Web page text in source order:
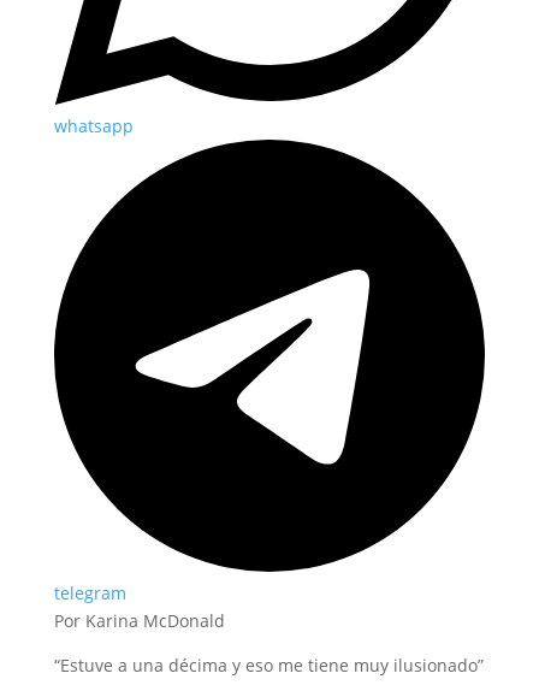
whatsapp
telegram
Por Karina McDonald
“Estuve a una décima y eso me tiene muy ilusionado”